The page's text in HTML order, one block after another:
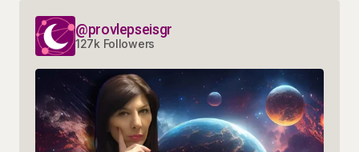
@provlepseisgr
127k Followers